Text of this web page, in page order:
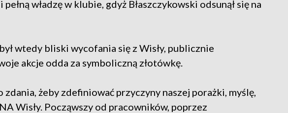
władzę w klubie, gdyż Błaszczykowski odsunął się na
wtedy bliski wycofania się z Wisły, publicznie
akcje odda za symboliczną złotówkę.
zdania, żeby zdefiniować przyczyny naszej porażki, myślę,
Wisły. Począwszy od pracowników, poprzez